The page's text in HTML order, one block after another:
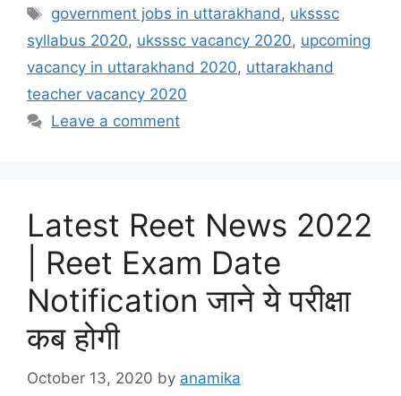
Tags
government jobs in uttarakhand, uksssc
syllabus 2020, uksssc vacancy 2020, upcoming
vacancy in uttarakhand 2020, uttarakhand
teacher vacancy 2020
Leave a comment
Latest Reet News 2022
| Reet Exam Date
Notification जाने ये परीक्षा
कब होगी
October 13, 2020 by anamika